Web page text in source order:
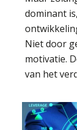
dominant
Niet door
motivatie.
van het